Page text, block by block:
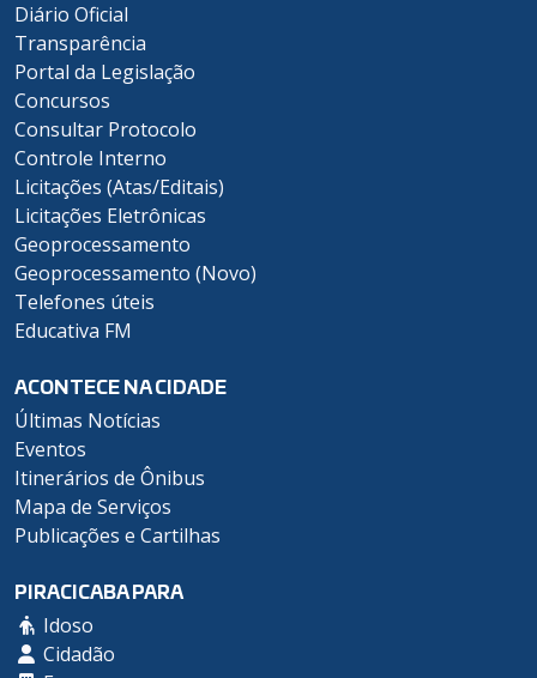
Diário Oficial
Transparência
Portal da Legislação
Concursos
Consultar Protocolo
Controle Interno
Licitações (Atas/Editais)
Licitações Eletrônicas
Geoprocessamento
Geoprocessamento (Novo)
Telefones úteis
Educativa FM
ACONTECE NA CIDADE
Últimas Notícias
Eventos
Itinerários de Ônibus
Mapa de Serviços
Publicações e Cartilhas
PIRACICABA PARA
Idoso
Cidadão